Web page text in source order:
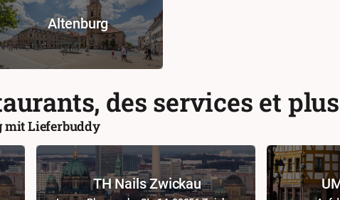
Altenburg
des services et
mit Lieferbuddy
TH Nails Zwickau